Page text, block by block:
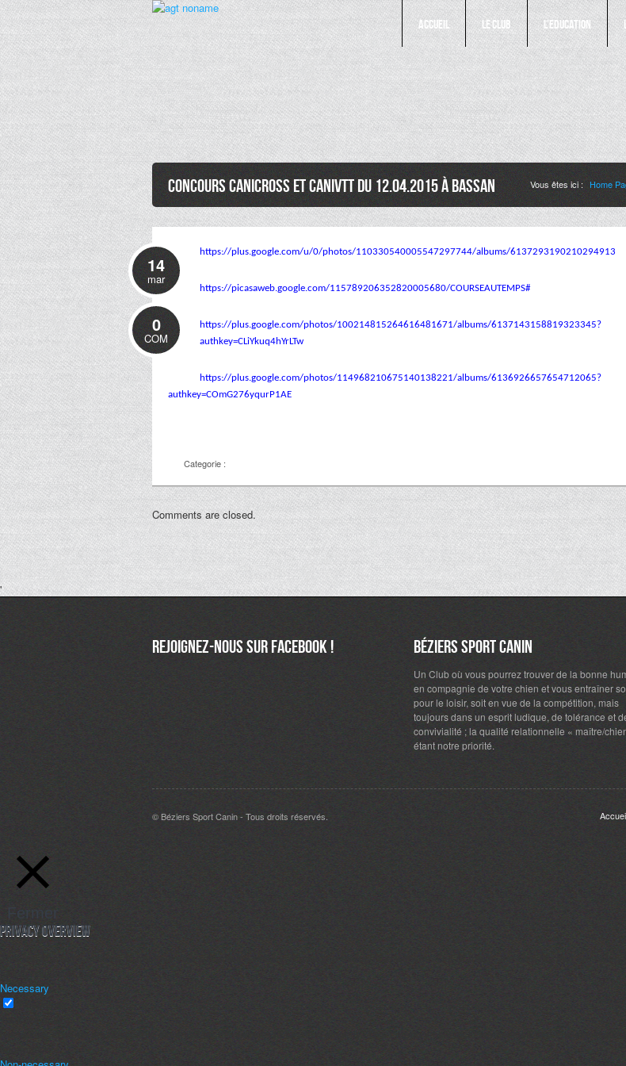
Accueil Le Club L’Education
Concours canicross et canivtt du 12.04.2015 à Bassan Vous êtes ici : Home
14
mar
0
COM
https://plus.google.com/u/0/photos/110330540005547297744/albums/6137293190210294913
https://picasaweb.google.com/115789206352820005680/COURSEAUTEMPS#
https://plus.google.com/photos/100214815264616481671/albums/6137143158819323345?
authkey=CLiYkuq4hYrLTw
https://plus.google.com/photos/114968210675140138221/albums/6136926657654712065?
authkey=COmG276yqurP1AE
Categorie :
Comments are closed.
'
Rejoignez-nous sur Facebook ! Béziers Sport Canin
Un Club où vous pourrez trouver de la bonne
en compagnie de votre chien et vous entraîner
pour le loisir, soit en vue de la compétition, mais
toujours dans un esprit ludique, de tolérance et
convivialité ; la qualité relationnelle « maître/
étant notre priorité.
© Béziers Sport Canin - Tous droits réservés.
Fermer
Privacy Overview
Necessary